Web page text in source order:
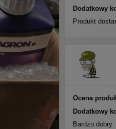
Dodatkowy
Produkt
Ocena
Dodatkowy
Bardzo dobry